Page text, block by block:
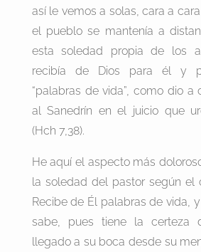
así le vemos a solas, cara a
el pueblo se mantenía a
esta soledad propia de los
recibía de Dios para él y
“palabras de vida”, como dio a
al Sanedrín en el juicio que
(Hch 7,38).
He aquí el aspecto más
la soledad del pastor según el
Recibe de Él palabras de vida,
sabe, pues tiene la certeza
llegado a su boca desde su